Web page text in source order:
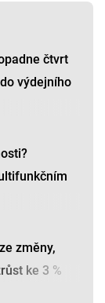
čtvrt
výdejního
změny,
ke 3 %